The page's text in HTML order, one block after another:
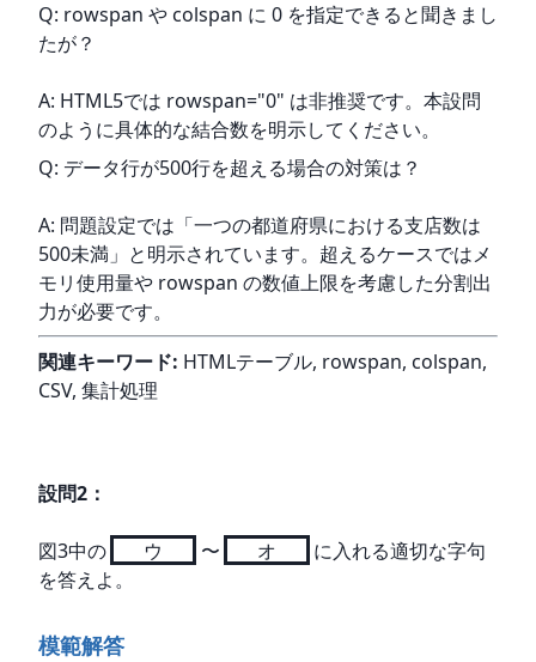
Q: rowspan や colspan に 0 を指定できると聞きまし
たが？
A: HTML5では rowspan="0" は非推奨です。本設問
のように具体的な結合数を明示してください。
Q: データ行が500行を超える場合の対策は？
A: 問題設定では「一つの都道府県における支店数は
500未満」と明示されています。超えるケースではメ
モリ使用量や rowspan の数値上限を考慮した分割出
力が必要です。
関連キーワード: HTMLテーブル, rowspan, colspan,
CSV, 集計処理
設問2 ：
図3中の ウ 〜 オ
に入れる適切な字句
を答えよ。
模範解答